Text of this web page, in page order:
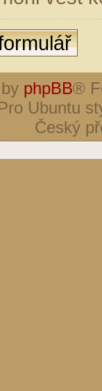
phpBB®
Ubuntu
Český